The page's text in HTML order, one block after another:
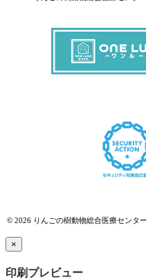
© 2026 りんごの樹動物総合医療センタ
×
印刷プレビュー